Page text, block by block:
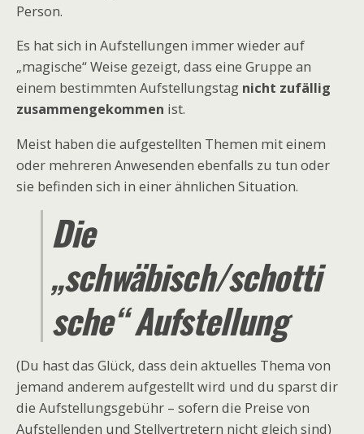
Person.
Es hat sich in Aufstellungen immer wieder auf
„magische“ Weise gezeigt, dass eine Gruppe an
einem bestimmten Aufstellungstag nicht zufällig
zusammengekommen ist.
Meist haben die aufgestellten Themen mit einem
oder mehreren Anwesenden ebenfalls zu tun oder
sie befinden sich in einer ähnlichen Situation.
Die
„schwäbisch/schotti
sche“ Aufstellung
(Du hast das Glück, dass dein aktuelles Thema von
jemand anderem aufgestellt wird und du sparst dir
die Aufstellungsgebühr – sofern die Preise von
Aufstellenden und Stellvertretern nicht gleich sind)